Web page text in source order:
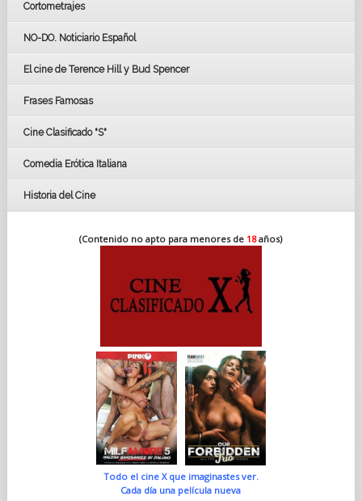
LOS OSCARS
GOYAS
BAFTA
Cortometrajes
NO-DO. Noticiario Español
El cine de Terence Hill y Bud Spencer
Frases Famosas
Cine Clasificado "S"
Comedia Erótica Italiana
Historia del Cine
(Contenido no apto para menores de 18años)
Todo el cine X que imaginastes ver.
Cada día una película nueva